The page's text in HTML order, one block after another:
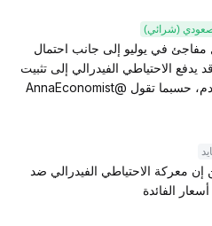
(شرائي)
في يوليو إلى جانب احتمال
يدفع الاحتياطي الفيدرالي إلى تثبيت
أسعار الفائدة في اجتماعه القادم، حسبما تقول @AnnaEconomist
إن معركة الاحتياطي الفيدرالي ضد
الفائدة